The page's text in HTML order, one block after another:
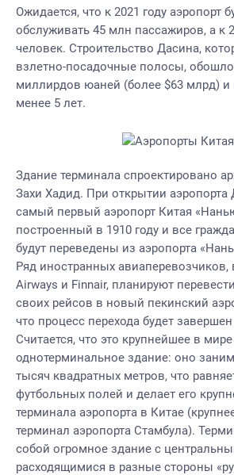
Ожидается, что к 2021 году аэропорт
обслуживать 45 млн пассажиров, а к
человек. Строительство Дасина,
взлетно-посадочные полосы,
миллирдов юаней (более $63 млрд) и
менее 5 лет.
Здание терминала спроектировано
Захи Хадид. При открытии
самый первый аэропорт Китая
построенный в 1910 году и все
будут переведены из аэропорта
Ряд иностранных
Airways и Finnair, планируют
своих рейсов в новый пекинский
что процесс перехода будет
Считается, что это крупнейшее в мире
однотерминальное здание: оно
тысяч квадратных метров, что
футбольных полей и делает его
терминала аэропорта в Китае
терминал аэропорта Стамбула).
собой огромное здание с
расходящимися в разные стороны